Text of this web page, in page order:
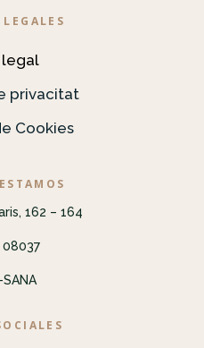
legal
privacitat
Cookies
162 – 164
08037
SANA